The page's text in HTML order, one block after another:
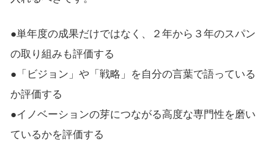
●単年度の成果だけではなく、２年から３年のスパン
の取り組みも評価する
●「ビジョン」や「戦略」を自分の言葉で語っている
か評価する
●イノベーションの芽につながる高度な専門性を磨い
ているかを評価する